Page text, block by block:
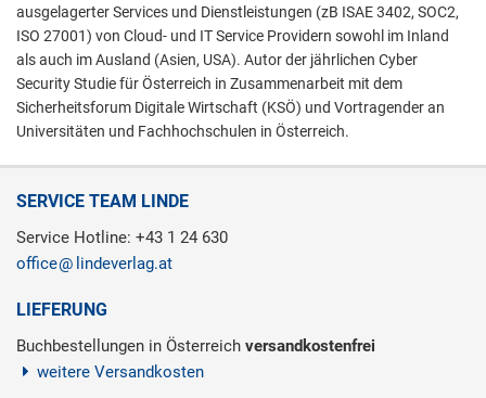
ausgelagerter Services und Dienstleistungen (zB ISAE 3402, SOC2,
ISO 27001) von Cloud- und IT Service Providern sowohl im Inland
als auch im Ausland (Asien, USA). Autor der jährlichen Cyber
Security Studie für Österreich in Zusammenarbeit mit dem
Sicherheitsforum Digitale Wirtschaft (KSÖ) und Vortragender an
Universitäten und Fachhochschulen in Österreich.
SERVICE TEAM LINDE
Service Hotline: +43 1 24 630
office
lindeverlag.at
LIEFERUNG
Buchbestellungen in Österreich versandkostenfrei
weitere Versandkosten